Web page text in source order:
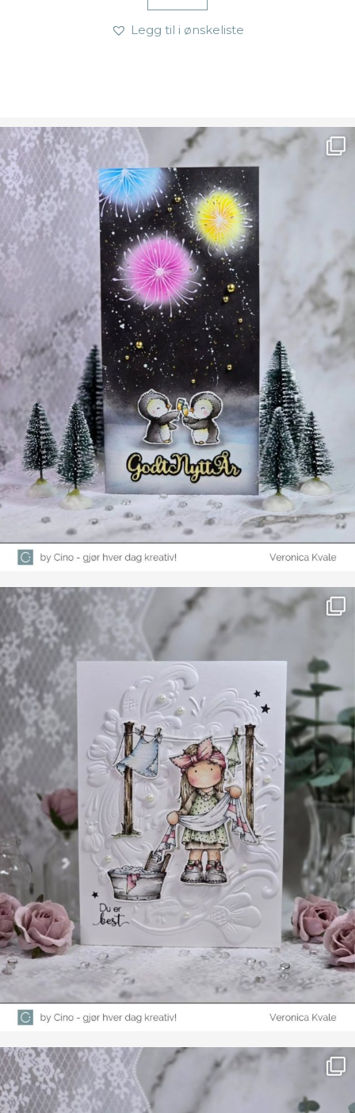
Legg til i ønskeliste
Ønsk